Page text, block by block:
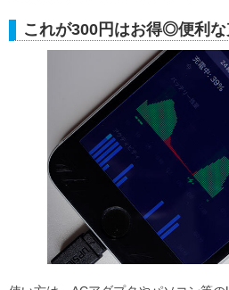
これが300円はお得◎便利